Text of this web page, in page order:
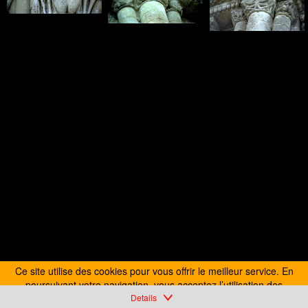
Details
Vouvant012.jpg
Ce site utilise des cookies pour vous offrir le meilleur service. En
poursuivant votre navigation, vous acceptez l’utilisation des
En savoir plus